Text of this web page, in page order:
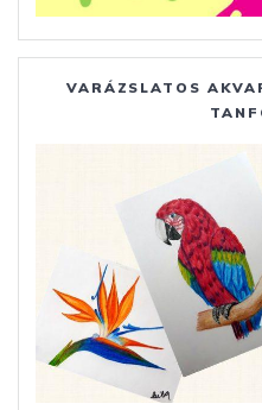
VARÁZSLATOS